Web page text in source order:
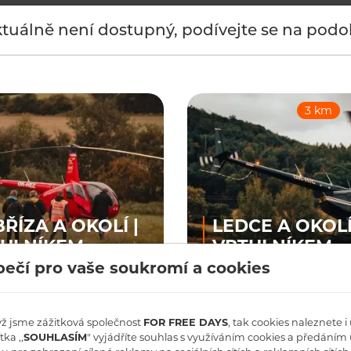
není dostupný, podívejte se na
A OKOLÍ |
R44
Kč ZOBRAZIT
LEDCE A
VRTULNÍKEM
ROBINSON R44
Cena od: 7 790 Kč
3 km
BŘÍZA A
| LET
R44
od: 7 790
ZOBRAZIT
LEDCE A
LET
VRTULNÍKEM
ROBINSON
Cena od: 7 790
3 km
pro vaše soukromí a cookies
jsme zážitková společnost FOR FREE DAYS, tak cookies naleznete
,,SOUHLASÍM" vyjádříte souhlas s využíváním cookies a